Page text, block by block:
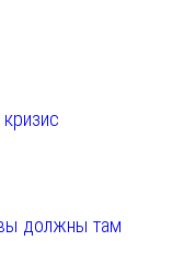
должны там